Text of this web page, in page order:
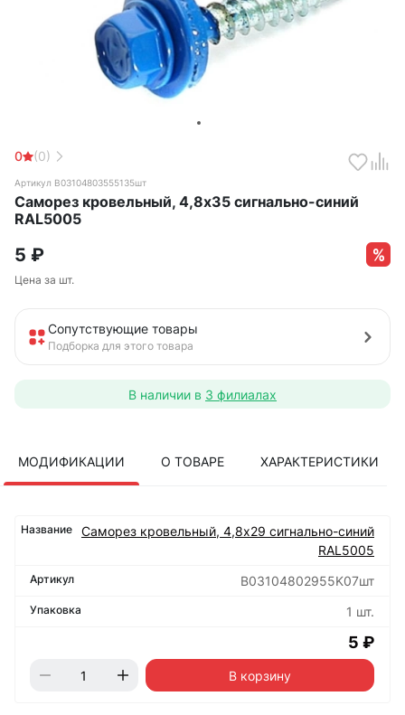
0 (0)
Артикул B03104803555135шт
Саморез кровельный, 4,8х35 сигнально-синий
RAL5005
5 ₽
Цена за шт.
Сопутствующие товары
Подборка для этого товара
В наличии в 3 филиалах
МОДИФИКАЦИИ О ТОВАРЕ ХАРАКТЕРИСТИКИ
Саморез кровельный, 4,8х29 сигнально-синий
RAL5005
B03104802955K07шт
1 шт.
5 ₽
В корзину